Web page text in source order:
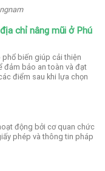
chỉ nâng mũi ở Phú
biến giúp cải thiện
đảm bảo an toàn và đạt
điểm sau khi lựa chọn
động bởi cơ quan chức
phép và thông tin pháp